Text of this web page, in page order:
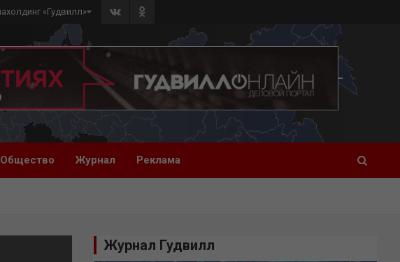
«Гудвилл»
Общество Журнал Реклама
Журнал Гудвилл